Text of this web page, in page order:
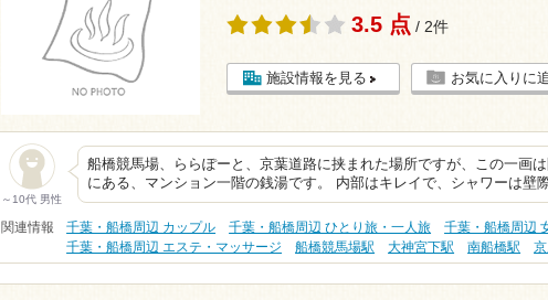
3.5 点 / 2件
施設情報を見る お気に入りに
～10代 男性
船橋競馬場、ららぽーと、京葉道路に挟まれた場所ですが、この一画
にある、マンション一階の銭湯です。 内部はキレイで、シャワーは壁
関連情報 千葉・船橋周辺 カップル 千葉・船橋周辺 ひとり旅・一人旅
千葉・船橋周辺
千葉・船橋周辺 エステ・マッサージ
船橋競馬場駅 大神宮下駅 南船橋駅